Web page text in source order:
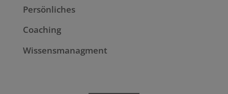
Persönliches
Coaching
Wissensmanagment